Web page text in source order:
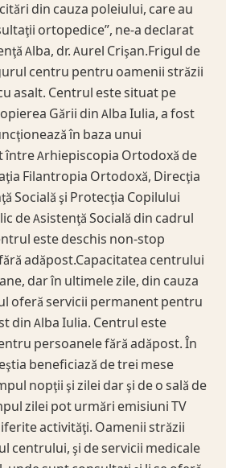
din cauza poleiului, care au
ortopedice”, ne-a declarat
Alba, dr. Aurel Crişan.Frigul de
centru pentru oamenii străzii
asalt. Centrul este situat pe
Gării din Alba Iulia, a fost
în baza unui
Arhiepiscopia Ortodoxă de
Filantropia Ortodoxă, Direcţia
Socială şi Protecţia Copilului
de Asistenţă Socială din cadrul
este deschis non-stop
adăpost.Capacitatea centrului
dar în ultimele zile, din cauza
oferă servicii permanent pentru
din Alba Iulia. Centrul este
persoanele fără adăpost. În
beneficiază de trei mese
nopţii şi zilei dar şi de o sală de
zilei pot urmări emisiuni TV
activităţi. Oamenii străzii
centrului, şi de servicii medicale